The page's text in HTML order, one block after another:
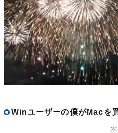
Winユーザーの僕がMacを